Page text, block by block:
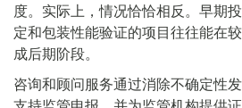
度。实际上，情况恰恰相反。早期
定和包装性能验证的项目往往能在
成后期阶段。
咨询和顾问服务通过消除不确定性